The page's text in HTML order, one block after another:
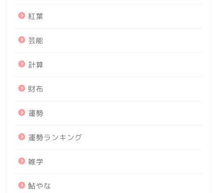
紅葉
芸能
計算
財布
運勢
運勢ランキング
雑学
鮎やな